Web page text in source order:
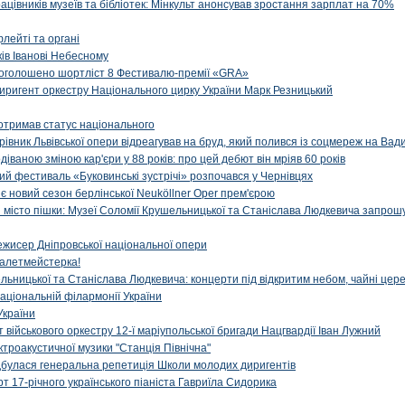
музеїв та бібліотек: Мінкульт анонсував зростання зарплат на 70%
та органі
Іванові Небесному
шортліст 8 Фестивалю-премії «GRA»
оркестру Національного цирку України Марк Резницький
статус національного
Львівської опери відреагував на бруд, який полився із соцмереж на
зміною кар'єри у 88 років: про цей дебют він мріяв 60 років
«Буковинські зустрічі» розпочався у Чернівцях
новий сезон берлінської Neuköllner Oper прем'єрою
місто пішки: Музеї Соломії Крушельницької та Станіслава Людкевича
Дніпровської національної опери
та Станіслава Людкевича: концерти під відкритим небом, чайні
філармонії України
оркестру 12-ї маріупольської бригади Нацгвардії Іван Лужний
музики "Станція Північна"
генеральна репетиція Школи молодих диригентів
17-річного українського піаніста Гавриїла Сидорика